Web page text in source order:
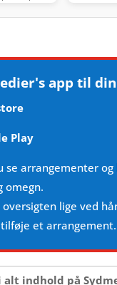
app til
Play
se arrangementer
omegn.
lige ved
et arrangement.
alt indhold på